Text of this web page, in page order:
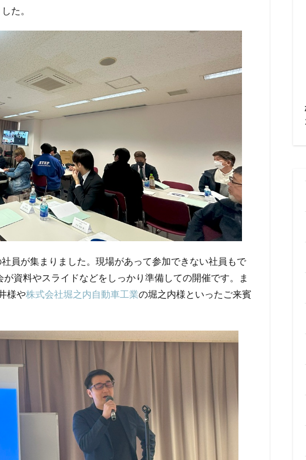
た。
員が集まりました。現場があって参加できない社員もで
資料やスライドなどをしっかり準備しての開催です。ま
様や株式会社堀之内自動車工業の堀之内様といったご来賓